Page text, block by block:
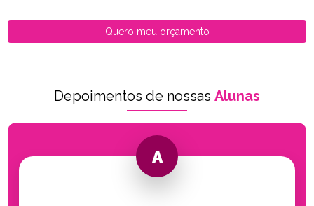
Quero meu orçamento
Depoimentos de nossas Alunas